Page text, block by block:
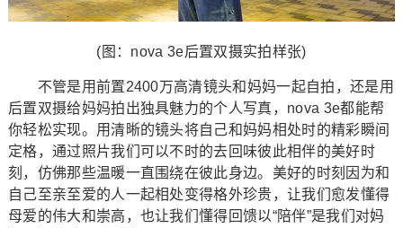
(图：nova 3e后置双摄实拍样张)
不管是用前置2400万高清镜头和妈妈一起自拍，还是用
后置双摄给妈妈拍出独具魅力的个人写真，nova 3e都能帮
你轻松实现。用清晰的镜头将自己和妈妈相处时的精彩瞬间
定格，通过照片我们可以不时的去回味彼此相伴的美好时
刻，仿佛那些温暖一直围绕在彼此身边。美好的时刻因为和
自己至亲至爱的人一起相处变得格外珍贵，让我们愈发懂得
母爱的伟大和崇高，也让我们懂得回馈以“陪伴”是我们对妈